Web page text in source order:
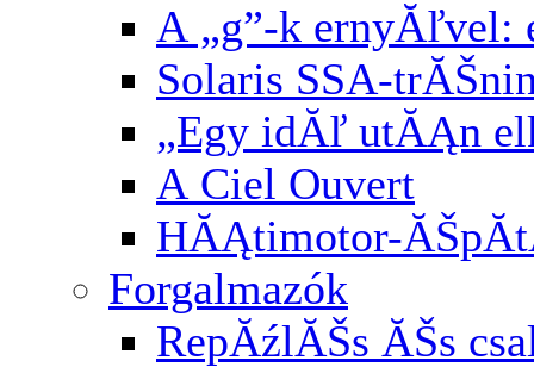
A „g”-k ernyĂľvel:
Solaris SSA-
„Egy idĂľ utĂĄn
A Ciel Ouvert
HĂĄtimotor-
Forgalmazók
RepĂźlĂŠs ĂŠs